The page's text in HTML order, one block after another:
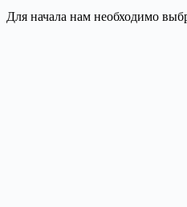
Для начала нам необходимо